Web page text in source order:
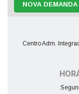
NOVA DEMANDA
Centro Adm.